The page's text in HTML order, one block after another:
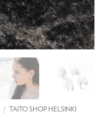
/ TAITO SHOP HELSINKI